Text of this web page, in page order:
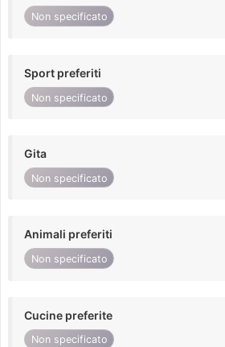
Non specificato
Sport preferiti
Non specificato
Gita
Non specificato
Animali preferiti
Non specificato
Cucine preferite
Non specificato